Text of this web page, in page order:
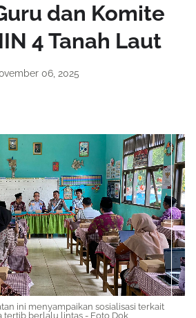
dan Komite
4 Tanah Laut
06, 2025
ini menyampaikan sosialisasi terkait
tertib berlalu lintas - Foto Dok